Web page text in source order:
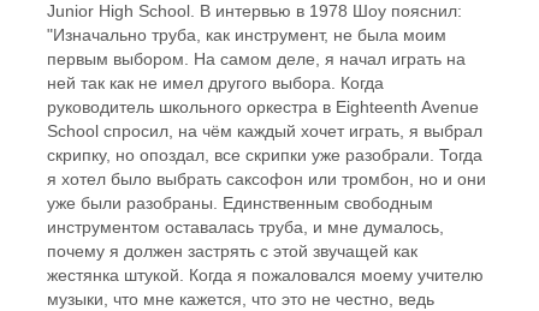
Junior High School. В интервью в 1978 Шоу пояснил:
"Изначально труба, как инструмент, не была моим
первым выбором. На самом деле, я начал играть на
ней так как не имел другого выбора. Когда
руководитель школьного оркестра в Eighteenth Avenue
School спросил, на чём каждый хочет играть, я выбрал
скрипку, но опоздал, все скрипки уже разобрали. Тогда
я хотел было выбрать саксофон или тромбон, но и они
уже были разобраны. Единственным свободным
инструментом оставалась труба, и мне думалось,
почему я должен застрять с этой звучащей как
жестянка штукой. Когда я пожаловался моему учителю
музыки, что мне кажется, что это не честно, ведь